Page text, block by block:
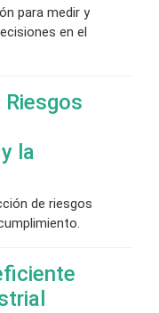
para medir y
en el
la
de riesgos